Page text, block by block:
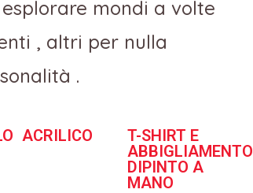
mondi a volte
, altri per nulla
.
ACRILICO
T-SHIRT E
ABBIGLIAMENTO
DIPINTO A
MANO